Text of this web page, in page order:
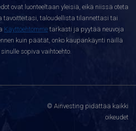
ovat luonteeltaan yleisiä, eikä niissä oteta
tavoitteitasi, taloudellista tilannettasi tai
Käyttöehtomme tarkasti ja pyytää neuvoja
kuin päätät, onko kaupankäynti näillä
sopiva vaihtoehto.
© Ainvesting pidättää kaikki
oikeudet